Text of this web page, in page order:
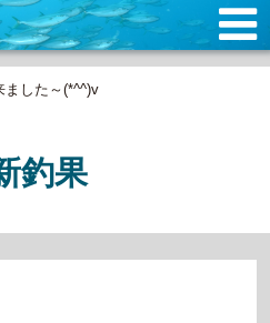
ました～(*^^)v
釣果